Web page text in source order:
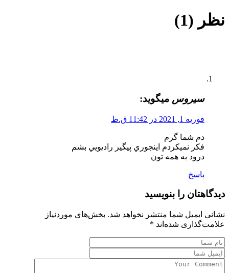
نظر (1)
سيروس میگوید:
فوریه 1, 2021 در 11:42 ق.ظ
دم شما گرم
فكر نميكردم اينجوري پيگير راديويي بشم
درود به همه تون
پاسخ
دیدگاهتان را بنویسید
نشانی ایمیل شما منتشر نخواهد شد. بخش‌های موردنیاز
علامت‌گذاری شده‌اند *